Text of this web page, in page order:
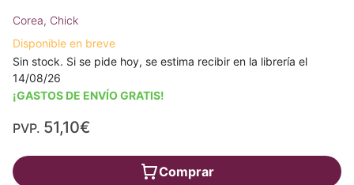
Corea, Chick
Disponible en breve
Sin stock. Si se pide hoy, se estima recibir en la librería el
14/08/26
¡GASTOS DE ENVÍO GRATIS!
PVP. 51,10€
Comprar